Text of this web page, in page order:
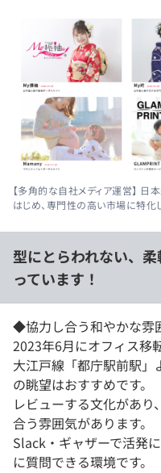
【多角的な自社メディア運営】 日
はじめ、専門性の高い市場に特化
型にとらわれない、
っています！
◆協力し合う和やかな雰
2023年6月にオフィス移
大江戸線「都庁駅前駅
の眺望はおすすめです。
レビューする文化があ
合う雰囲気があります。
Slack・ギャザーで活発
に質問できる環境です。